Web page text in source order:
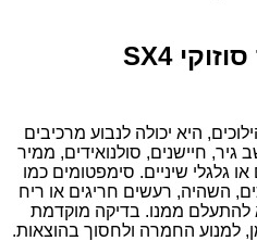
תקלות נפוצות בגיר סוזוקי SX4
היא יכולה לנבוע מרכיבים
חיישנים, סולנואידים, ממיר
גלגלי שיניים. סימפטומים כמו
השהיה, רעשים חריגים או ריח
ממנו. בדיקה מוקדמת
למנוע החמרה ולחסוך בהוצאות.